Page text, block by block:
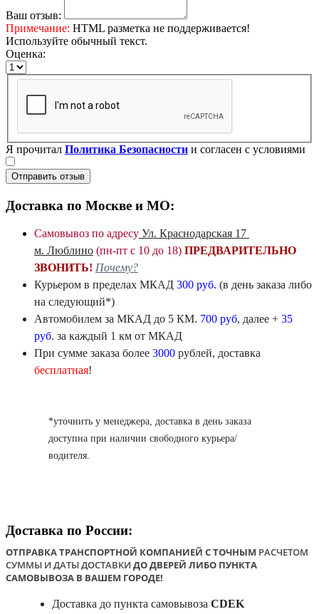
Ваш отзыв:
Примечание: HTML разметка не поддерживается!
Используйте обычный текст.
Оценка:
Я прочитал Политика Безопасности и согласен с условиями
Отправить отзыв
Доставка по Москве и МО:
Самовывоз по адресу Ул. Краснодарская 17
м. Люблино (пн-пт с 10 до 18) ПРЕДВАРИТЕЛЬНО
ЗВОНИТЬ! Почему?
Курьером в пределах МКАД 300 руб. (в день заказа либо
на следующий*)
Автомобилем за МКАД до 5 КМ. 700 руб, далее + 35
руб. за каждый 1 км от МКАД
При сумме заказа более 3000 рублей, доставка
бесплатная!
*уточнить у менеджера, доставка в день заказа
доступна при наличии свободного курьера/
водителя.
Доставка по России:
ОТПРАВКА ТРАНСПОРТНОЙ КОМПАНИЕЙ С ТОЧНЫМ РАСЧЕТОМ
СУММЫ И ДАТЫ ДОСТАВКИ ДО ДВЕРЕЙ ЛИБО ПУНКТА
САМОВЫВОЗА В ВАШЕМ ГОРОДЕ!
Доставка до пункта самовывоза CDEK